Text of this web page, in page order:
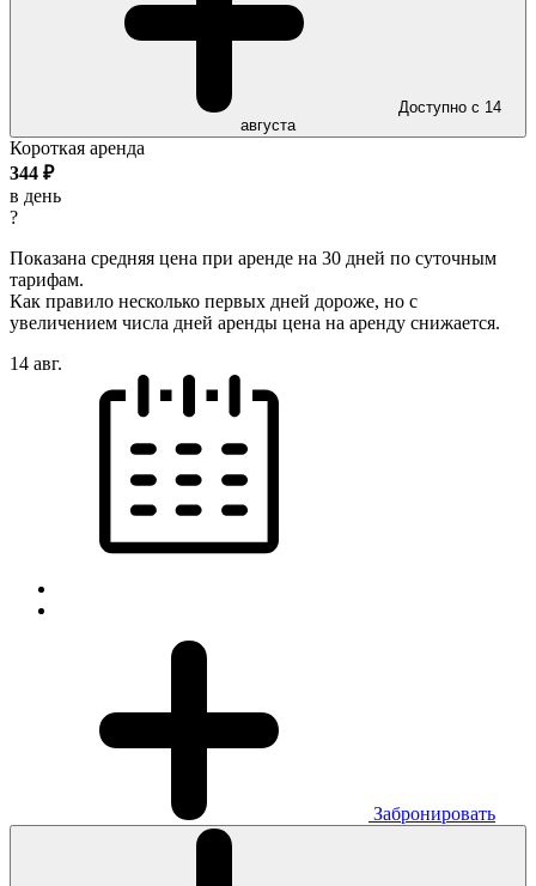
Доступно с 14
августа
Короткая аренда
344 ₽
в день
?
Показана средняя цена при аренде на 30 дней по суточным
тарифам.
Как правило несколько первых дней дороже, но с
увеличением числа дней аренды цена на аренду снижается.
14 авг.
Забронировать